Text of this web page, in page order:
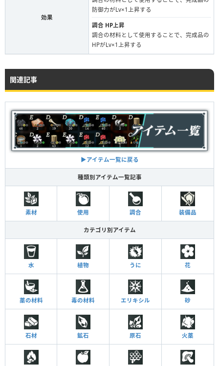
効果
防御力がLv×1上昇する
調合 HP上昇
調合の材料として使用することで、完成品の
HPがLv×1上昇する
関連記事
▶︎アイテム一覧に戻る
種類別アイテム一覧記事
素材 使用 調合 装備品
カテゴリ別アイテム
水 植物 うに 花
薬の材料 毒の材料 エリキシル 砂
石材 鉱石 原石 火薬